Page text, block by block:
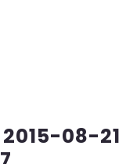
2015-08-21